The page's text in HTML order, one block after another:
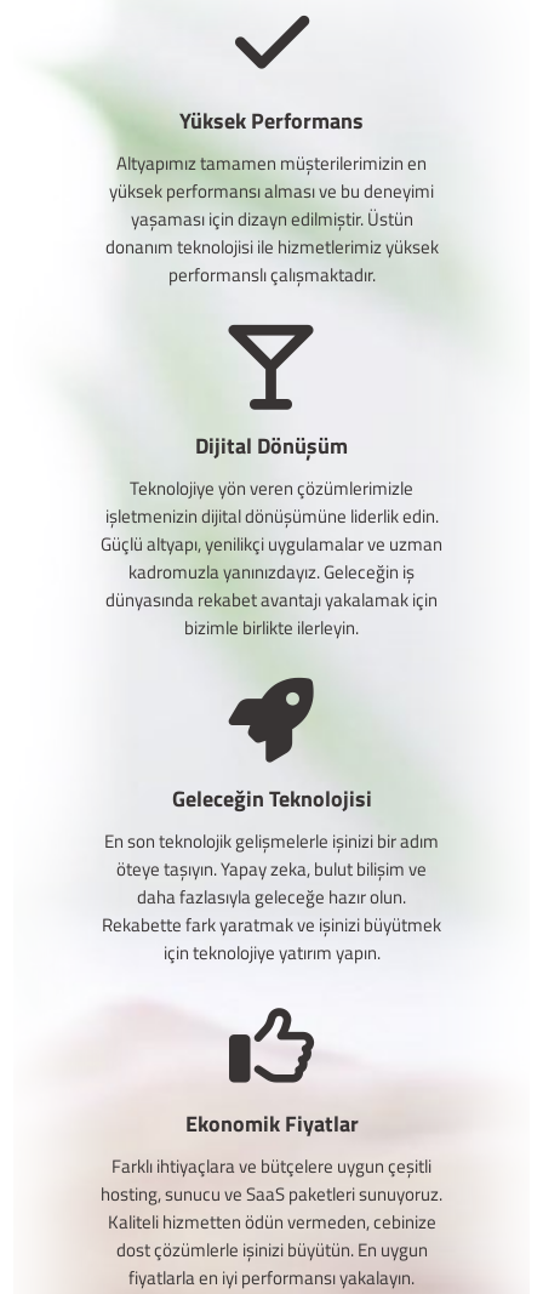
Yüksek Performans
Altyapımız tamamen müşterilerimizin en
yüksek performansı alması ve bu deneyimi
yaşaması için dizayn edilmiştir. Üstün
donanım teknolojisi ile hizmetlerimiz yüksek
performanslı çalışmaktadır.
Dijital Dönüşüm
Teknolojiye yön veren çözümlerimizle
işletmenizin dijital dönüşümüne liderlik edin.
Güçlü altyapı, yenilikçi uygulamalar ve uzman
kadromuzla yanınızdayız. Geleceğin iş
dünyasında rekabet avantajı yakalamak için
bizimle birlikte ilerleyin.
Geleceğin Teknolojisi
En son teknolojik gelişmelerle işinizi bir adım
öteye taşıyın. Yapay zeka, bulut bilişim ve
daha fazlasıyla geleceğe hazır olun.
Rekabette fark yaratmak ve işinizi büyütmek
için teknolojiye yatırım yapın.
Ekonomik Fiyatlar
Farklı ihtiyaçlara ve bütçelere uygun çeşitli
hosting, sunucu ve SaaS paketleri sunuyoruz.
Kaliteli hizmetten ödün vermeden, cebinize
dost çözümlerle işinizi büyütün. En uygun
fiyatlarla en iyi performansı yakalayın.